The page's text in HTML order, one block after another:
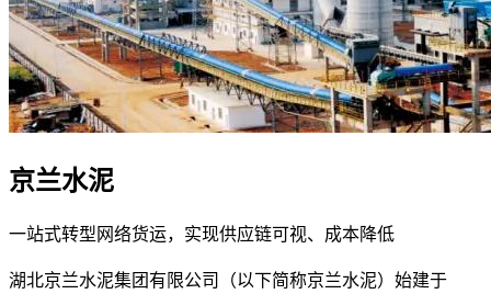
京兰水泥
一站式转型网络货运，实现供应链可视、成本降低
湖北京兰水泥集团有限公司（以下简称京兰水泥）始建于